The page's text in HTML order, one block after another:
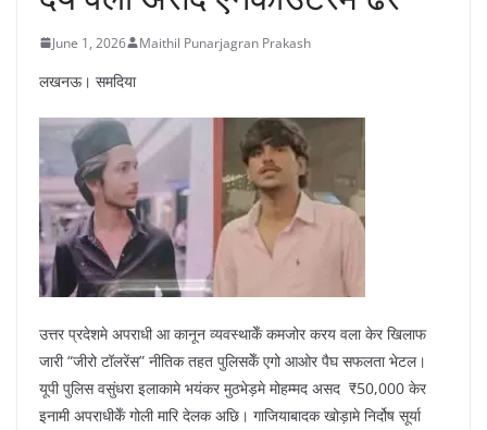
June 1, 2026 Maithil Punarjagran Prakash
लखनऊ। समदिया
उत्तर प्रदेशमे अपराधी आ कानून व्यवस्थाकेँ कमजोर करय वला केर खिलाफ
जारी “जीरो टॉलरेंस” नीतिक तहत पुलिसकेँ एगो आओर पैघ सफलता भेटल।
यूपी पुलिस वसुंधरा इलाकामे भयंकर मुठभेड़मे मोहम्मद असद ₹50,000 केर
इनामी अपराधीकेँ गोली मारि देलक अछि। गाजियाबादक खोड़ामे निर्दोष सूर्या